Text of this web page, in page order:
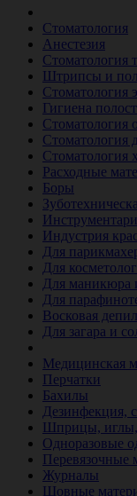
Стоматология
Анестезия
Стоматология
Штрипсы и
Стоматология
Гигиена
Стоматология
Стоматология
Стоматология
Расходные
Боры
Индустрия
Для
Для
Для маникюра
Для
Восковая
Для загара и
Медицинская
Перчатки
Бахилы
Дезинфекция,
Шприцы, иглы,
Одноразовые
Перевязочные
Журналы
Шовные